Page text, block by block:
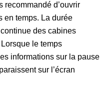
recommandé d’ouvrir
en temps. La durée
des cabines
le temps
informations sur la pause
sur l’écran